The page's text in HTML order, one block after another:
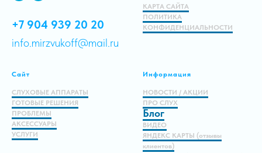
+7 904 939 20 20
info.mirzvukoff@mail.ru
КАРТА САЙТА
ПОЛИТИКА
КОНФИДЕНЦИАЛЬНОСТИ
Сайт
СЛУХОВЫЕ АППАРАТЫ
ГОТОВЫЕ РЕШЕНИЯ
ПРОБЛЕМЫ
АКСЕССУАРЫ
УСЛУГИ
Информация
НОВОСТИ / АКЦИИ
ПРО СЛУХ
Блог
ВИДЕО
ЯНДЕКС КАРТЫ (отзывы
клиентов)